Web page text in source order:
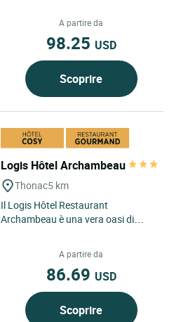
A partire da
98.25 USD
Scoprire
Logis Hôtel Archambeau
Thonac5 km
Il Logis Hôtel Restaurant
Archambeau è una vera oasi di
A partire da
86.69 USD
Scoprire